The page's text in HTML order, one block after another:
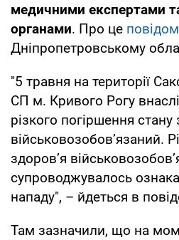
медичними експертами
органами. Про це
Дніпропетровському
"5 травня на території
СП м. Кривого Рогу
різкого погіршення
військовозобов’язаний.
здоров’я
супроводжувалось
нападу", – йдеться в
Там зазначили, що на